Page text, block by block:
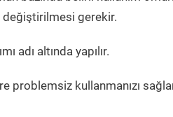
değiştirilmesi gerekir.
adı altında yapılır.
problemsiz kullanmanızı